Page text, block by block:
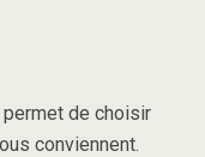
de choisir
conviennent.